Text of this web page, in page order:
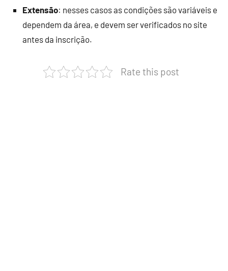
Extensão: nesses casos as condições são variáveis e
dependem da área, e devem ser verificados no site
antes da inscrição.
Rate this post